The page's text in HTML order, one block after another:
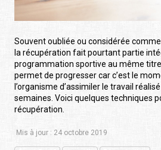
Souvent oubliée ou considérée
la récupération fait pourtant partie
programmation sportive au même
permet de progresser car c’est le
l’organisme d’assimiler le travail
semaines. Voici quelques techniques
récupération.
Mis à jour : 24 octobre 2019